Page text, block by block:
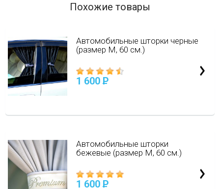
Похожие товары
Автомобильные шторки черные
(размер М, 60 см.)
1 600 P
Автомобильные шторки
бежевые (размер М, 60 см.)
1 600 P